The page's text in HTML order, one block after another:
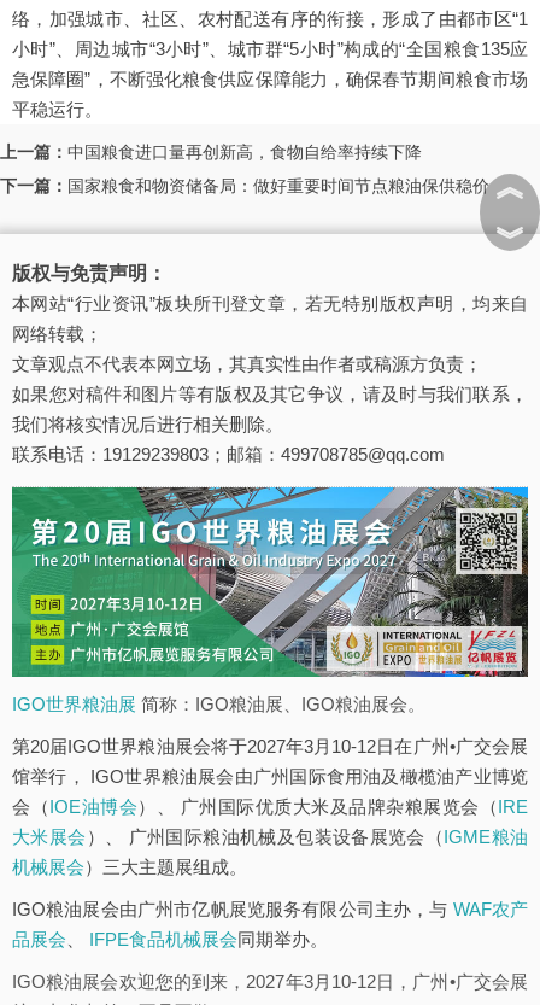
络，加强城市、社区、农村配送有序的衔接，形成了由都市区“1
小时”、周边城市“3小时”、城市群“5小时”构成的“全国粮食135应
急保障圈”，不断强化粮食供应保障能力，确保春节期间粮食市场
平稳运行。
上一篇： 中国粮食进口量再创新高，食物自给率持续下降
下一篇： 国家粮食和物资储备局：做好重要时间节点粮油保供稳价
版权与免责声明：
本网站“行业资讯”板块所刊登文章，若无特别版权声明，均来自
网络转载；
文章观点不代表本网立场，其真实性由作者或稿源方负责；
如果您对稿件和图片等有版权及其它争议，请及时与我们联系，
我们将核实情况后进行相关删除。
联系电话：19129239803；邮箱：499708785@qq.com
IGO世界粮油展 简称：IGO粮油展、IGO粮油展会。
第20届IGO世界粮油展会将于2027年3月10-12日在广州•广交会展
馆举行， IGO世界粮油展会由广州国际食用油及橄榄油产业博览
会（IOE油博会）、 广州国际优质大米及品牌杂粮展览会（IRE
大米展会 ）、 广州国际粮油机械及包装设备展览会（IGME粮油
机械展会）三大主题展组成。
IGO粮油展会由广州市亿帆展览服务有限公司主办，与 WAF农产
品展会
IFPE食品机械展会同期举办。
IGO粮油展会欢迎您的到来，2027年3月10-12日，广州•广交会展
︽
︾